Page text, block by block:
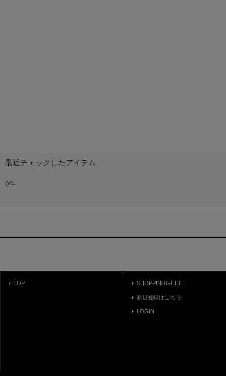
最近チェックしたアイテム
0件
TOP SHOPPINGGUIDE
新規登録はこちら
LOGIN